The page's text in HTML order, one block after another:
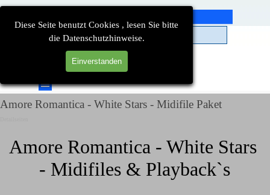
Diese Seite benutzt Cookies , lesen Sie bitte
die Datenschutzhinweise.
Einverstanden
Direkt zum Seiteninhalt
Menü überspringen
Amore Romantica - White Stars - Midifile Paket
Amore Romantica - White Stars
- Midifiles & Playback`s